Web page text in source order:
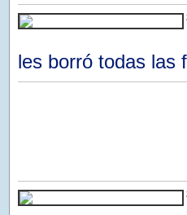
les borró todas las